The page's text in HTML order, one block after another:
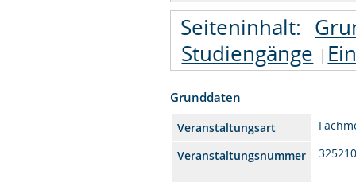
Seiteninhalt:
Studiengänge
Grunddaten
Veranstaltungsart
Veranstaltungsnummer